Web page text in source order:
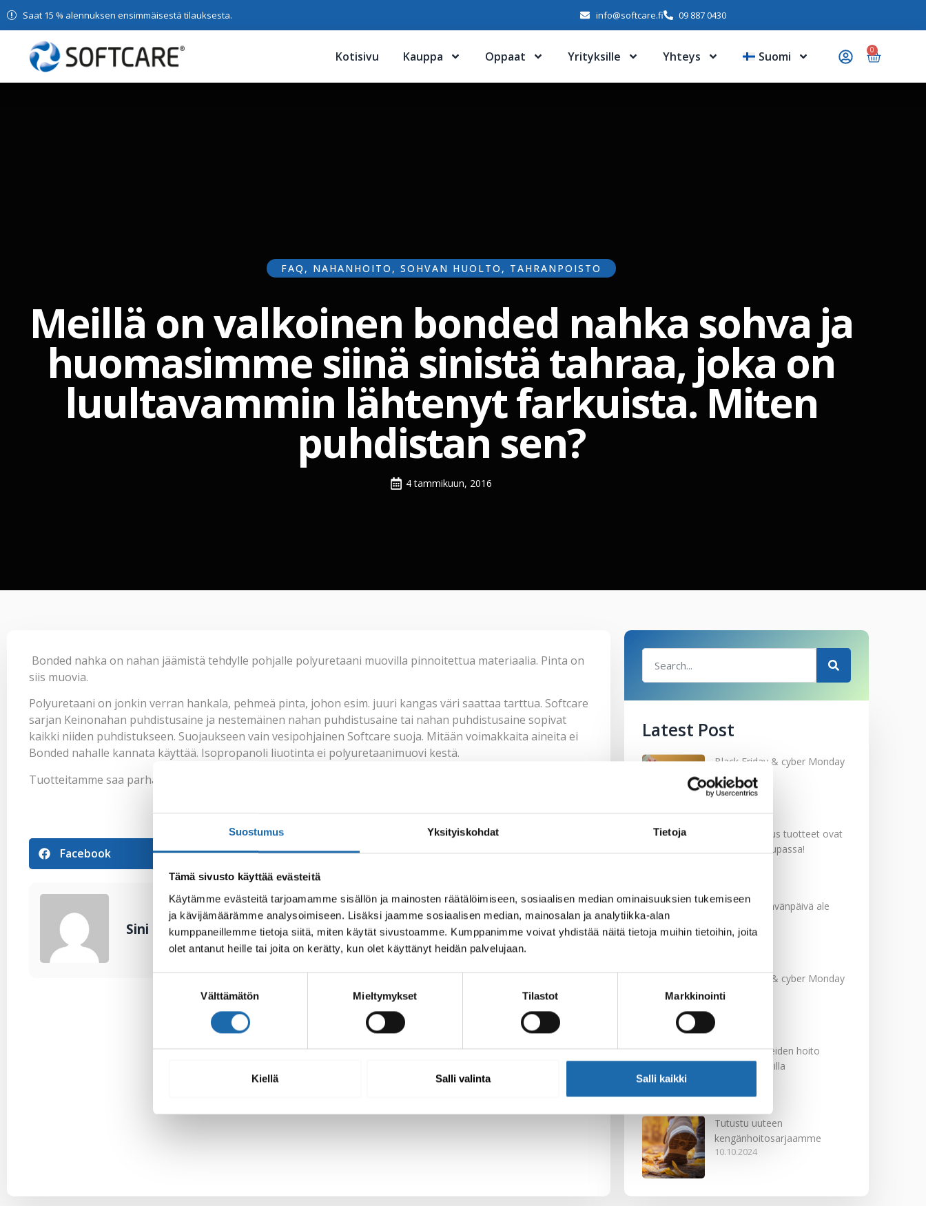
Suostumus Yksityiskohdat Tietoja
Tämä sivusto käyttää evästeitä
Käytämme evästeitä tarjoamamme sisällön ja mainosten räätälöimiseen, sosiaalisen median ominaisuuksien tukemiseen
ja kävijämäärämme analysoimiseen. Lisäksi jaamme sosiaalisen median, mainosalan ja analytiikka-alan
kumppaneillemme tietoja siitä, miten käytät sivustoamme. Kumppanimme voivat yhdistää näitä tietoja muihin tietoihin, joita
olet antanut heille tai joita on kerätty, kun olet käyttänyt heidän palvelujaan.
Välttämätön Mieltymykset Tilastot Markkinointi
Kiellä Salli valinta Salli kaikki
Saat 15 % alennuksen ensimmäisestä tilauksesta. info@softcare.fi 09 887 0430
Kotisivu Kauppa Oppaat Yrityksille Yhteys Suomi 0
FAQ , NAHANHOITO , SOHVAN HUOLTO , TAHRANPOISTO
Meillä on valkoinen bonded nahka sohva ja
huomasimme siinä sinistä tahraa, joka on
luultavammin lähtenyt farkuista. Miten
puhdistan sen?
4 tammikuun, 2016
Bonded nahka on nahan jäämistä tehdylle pohjalle polyuretaani muovilla pinnoitettua materiaalia. Pinta on
siis muovia.
Polyuretaani on jonkin verran hankala, pehmeä pinta, johon esim. juuri kangas väri saattaa tarttua. Softcare
sarjan Keinonahan puhdistusaine ja nestemäinen nahan puhdistusaine tai nahan puhdistusaine sopivat
kaikki niiden puhdistukseen. Suojaukseen vain vesipohjainen Softcare suoja. Mitään voimakkaita aineita ei
Bonded nahalle kannata käyttää. Isopropanoli liuotinta ei polyuretaanimuovi kestä.
Tuotteitamme saa parhaiten mm. Asko, Sotka, Isku ja Kodin1 liikkeistä ja tietysti
Facebook Pinterest Twitter LinkedIn
Sini Lehtonen
Latest Post
Black Friday & cyber Monday
2025!
28.11.2025
Kevään uutuus tuotteet ovat
nyt verkkokaupassa!
Softcare Ystävänpäivä ale
Black Friday & cyber Monday
2024!
Nahkakalusteiden hoito
Softcare aineilla
Tutustu uuteen
kengänhoitosarjaamme
10.10.2024